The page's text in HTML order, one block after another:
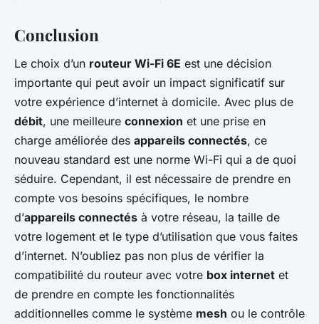
Conclusion
Le choix d’un routeur Wi-Fi 6E est une décision
importante qui peut avoir un impact significatif sur
votre expérience d’internet à domicile. Avec plus de
débit, une meilleure connexion et une prise en
charge améliorée des appareils connectés, ce
nouveau standard est une norme Wi-Fi qui a de quoi
séduire. Cependant, il est nécessaire de prendre en
compte vos besoins spécifiques, le nombre
d’appareils connectés à votre réseau, la taille de
votre logement et le type d’utilisation que vous faites
d’internet. N’oubliez pas non plus de vérifier la
compatibilité du routeur avec votre box internet et
de prendre en compte les fonctionnalités
additionnelles comme le système mesh ou le contrôle